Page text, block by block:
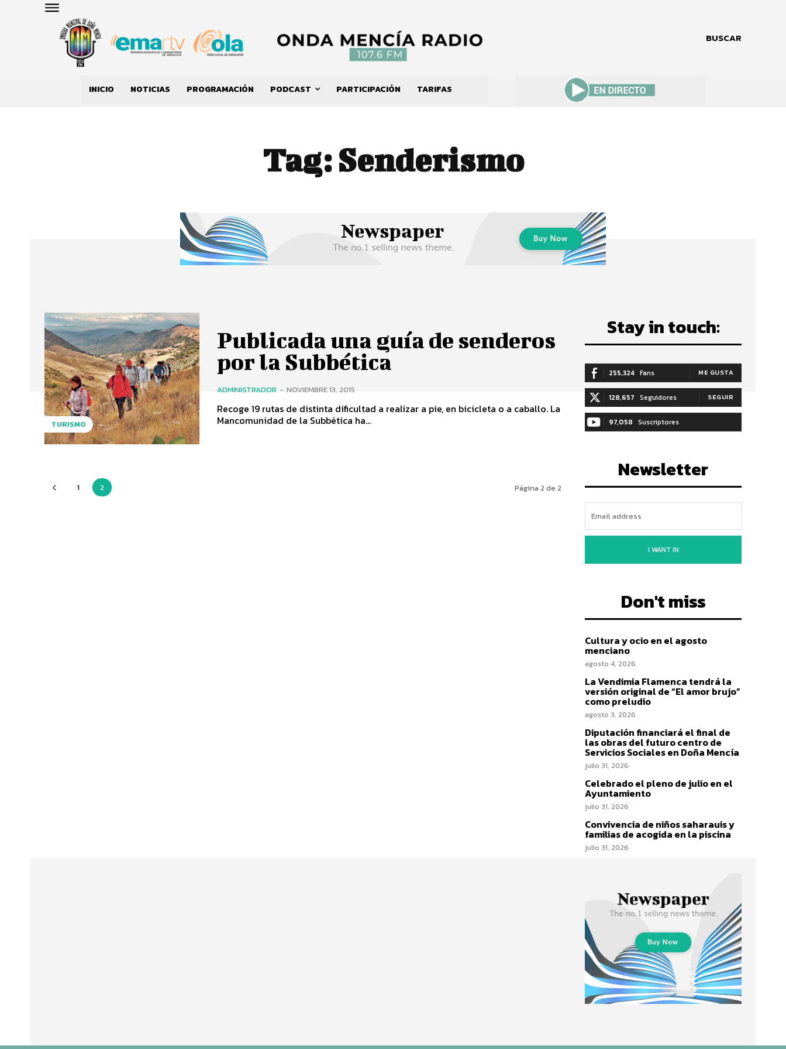
BUSCAR
INICIO NOTICIAS PROGRAMACIÓN PODCAST PARTICIPACIÓN TARIFAS
Tag:Senderismo
TURISMO
Publicada una guía de senderos
por la Subbética
ADMINISTRADOR - NOVIEMBRE 13, 2015
Recoge 19 rutas de distinta dificultad a realizar a pie, en bicicleta o a caballo. La
Mancomunidad de la Subbética ha...
1 2 Página 2 de 2
Stay in touch:
255,324 Fans ME GUSTA
128,657 Seguidores SEGUIR
97,058 Suscriptores
Newsletter
I WANT IN
Don't miss
Cultura y ocio en el agosto
menciano
agosto 4, 2026
La Vendimia Flamenca tendrá la
versión original de “El amor brujo”
como preludio
agosto 3, 2026
Diputación financiará el final de
las obras del futuro centro de
Servicios Sociales en Doña Mencía
julio 31, 2026
Celebrado el pleno de julio en el
Ayuntamiento
julio 31, 2026
Convivencia de niños saharauis y
familias de acogida en la piscina
julio 31, 2026